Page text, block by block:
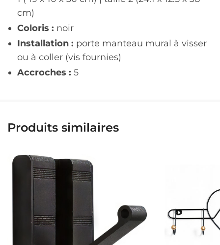
cm)
Coloris : noir
Installation : porte manteau mural à visser
ou à coller (vis fournies)
Accroches : 5
Produits similaires